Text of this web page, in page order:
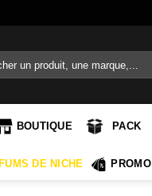
BOUTIQUE PACK
DE NICHE PROMO